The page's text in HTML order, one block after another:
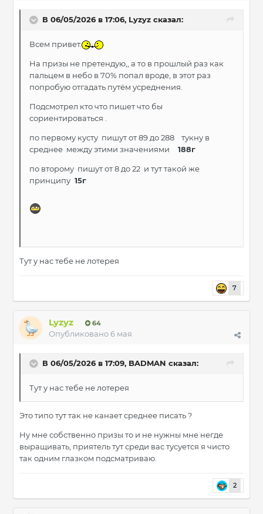
В 06/05/2026 в 17:06, Lyzyz сказал:
Всем привет.
На призы не претендую,, а то в прошлый раз как
пальцем в небо в 70% попал вроде, в этот раз
попробую отгадать путём усреднения.
Подсмотрел кто что пишет что бы
сориентироваться .
по первому кусту пишут от 89 до 288 тукну в
среднее между этими значениями
188г
по второму пишут от 8 до 22 и тут такой же
принципу 15г
Тут у нас тебе не лотерея
7
Lyzyz 64
Опубликовано6 мая
В 06/05/2026 в 17:09, BADMAN сказал:
Тут у нас тебе не лотерея
Это типо тут так не канает среднее писать ?
Ну мне собственно призы то и не нужны мне негде
выращивать, приятель тут среди вас тусуется я чисто
так одним глазком подсматриваю.
2